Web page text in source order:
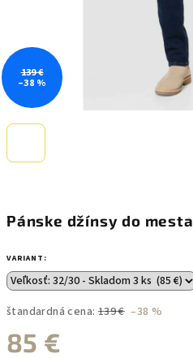
Pánske džínsy do mesta
VARIANT:
štandardná cena: 139 € –38 %
85 €
139 €
–38 %